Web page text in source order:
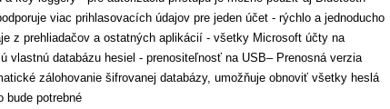
viac prihlasovacích údajov pre jeden účet - rýchlo a jednoducho
z prehliadačov a ostatných aplikácií - všetky Microsoft účty na
vlastnú databázu hesiel - prenositeľnosť na USB– Prenosná verzia
zálohovanie šifrovanej databázy, umožňuje obnoviť všetky heslá
bude potrebné